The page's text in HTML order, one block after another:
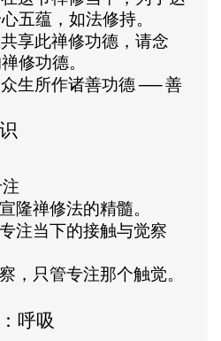
五蕴，如法修持。
享此禅修功德，请念
修功德。
生所作诸善功德 ──善
隆禅修法的精髓。
注当下的接触与觉察
，只管专注那个触觉。
呼吸